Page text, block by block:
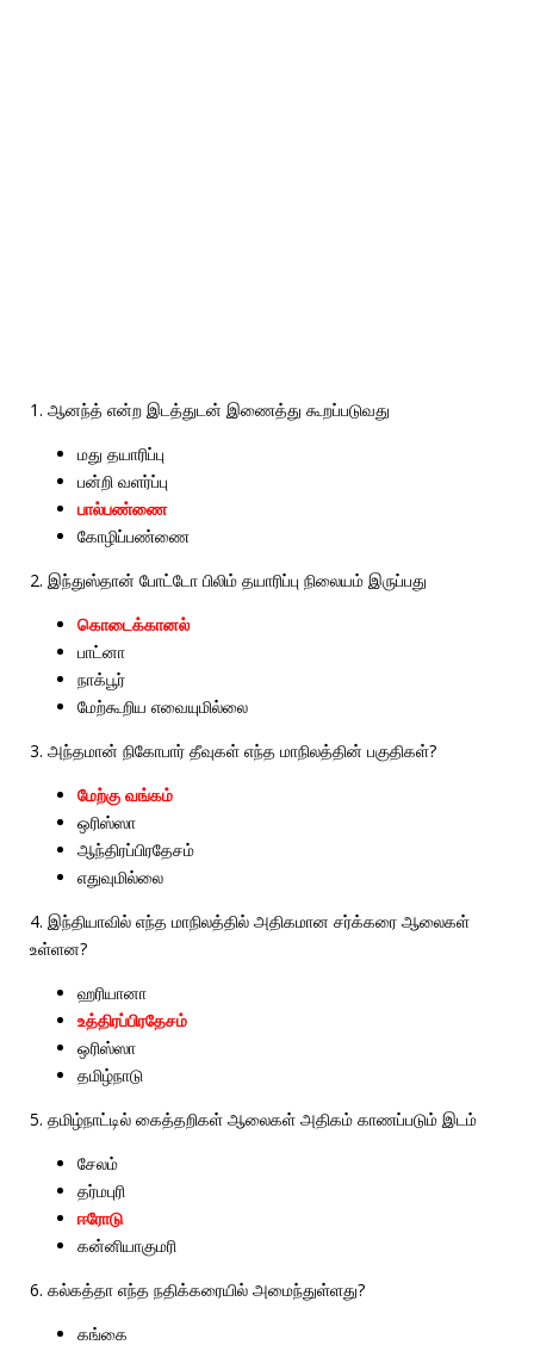
1. ஆனந்த் என்ற இடத்துடன் இணைத்து கூறப்படுவது
மது தயாரிப்பு
பன்றி வளர்ப்பு
பால்பண்ணை
கோழிப்பண்ணை
2. இந்துஸ்தான் போட்டோ பிலிம் தயாரிப்பு நிலையம் இருப்பது
கொடைக்கானல்
பாட்னா
நாக்பூர்
மேற்கூறிய எவையுமில்லை
3. அந்தமான் நிகோபார் தீவுகள் எந்த மாநிலத்தின் பகுதிகள்?
மேற்கு வங்கம்
ஒரிஸ்ஸா
ஆந்திரப்பிரதேசம்
எதுவுமில்லை
4. இந்தியாவில் எந்த மாநிலத்தில் அதிகமான சர்க்கரை ஆலைகள்
உள்ளன?
ஹரியானா
உத்திரப்பிரதேசம்
ஒரிஸ்ஸா
தமிழ்நாடு
5. தமிழ்நாட்டில் கைத்தறிகள் ஆலைகள் அதிகம் காணப்படும் இடம்
சேலம்
தர்மபுரி
ஈரோடு
கன்னியாகுமரி
6. கல்கத்தா எந்த நதிக்கரையில் அமைந்துள்ளது?
கங்கை